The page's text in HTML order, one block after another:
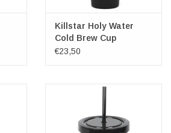
Killstar Holy Water
Cold Brew Cup
€23,50